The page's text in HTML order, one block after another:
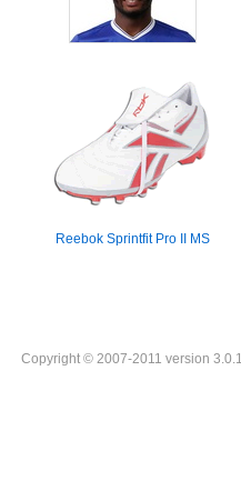
Reebok Sprintfit Pro II MS
Copyright © 2007-2011 version